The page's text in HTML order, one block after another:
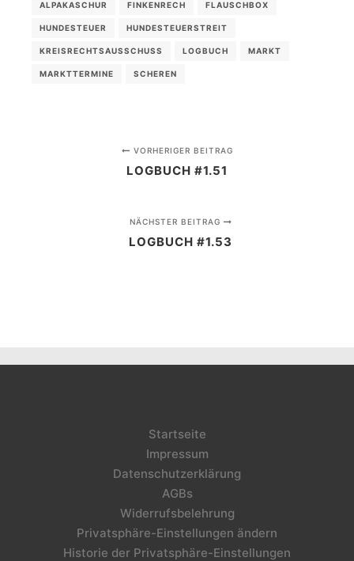
ALPAKASCHUR FINKENRECH FLAUSCHBOX
HUNDESTEUER HUNDESTEUERSTREIT
KREISRECHTSAUSSCHUSS LOGBUCH MARKT
MARKTTERMINE SCHEREN
VORHERIGER BEITRAG
LOGBUCH #1.51
NÄCHSTER BEITRAG
LOGBUCH #1.53
Startseite
Impressum
Datenschutzerklärung
AGBs
Widerrufsbelehrung
Privatsphäre-Einstellungen ändern
Historie der Privatsphäre-Einstellungen